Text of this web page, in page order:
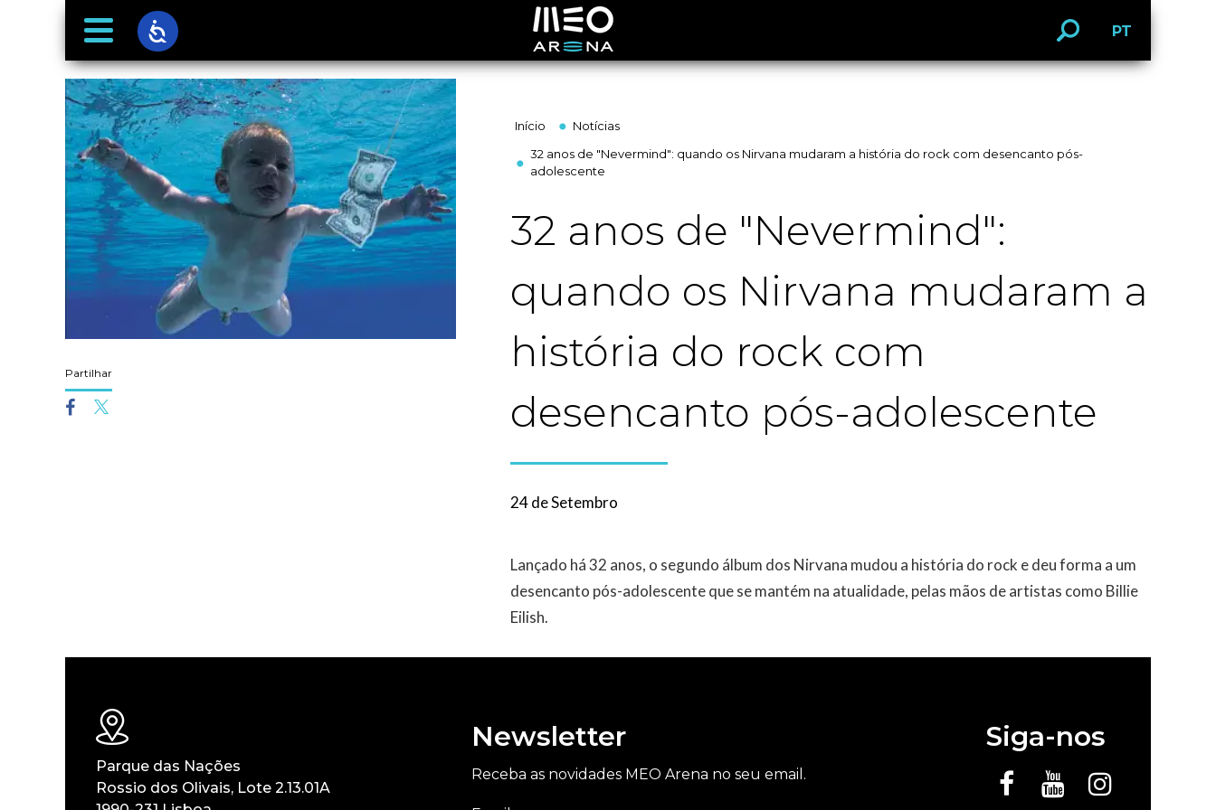
PT
Início
Notícias
32 anos de "Nevermind": quando os Nirvana mudaram a história do rock com desencanto pós-
adolescente
32 anos de "Nevermind":
quando os Nirvana mudaram a
história do rock com
desencanto pós-adolescente
24 de Setembro
Partilhar
Lançado há 32 anos, o segundo álbum dos Nirvana mudou a história do rock e deu forma a um
desencanto pós-adolescente que se mantém na atualidade, pelas mãos de artistas como Billie
Eilish.
Parque das Nações
Rossio dos Olivais, Lote 2.13.01A
Newsletter
Receba as novidades MEO Arena no seu email.
Siga-nos